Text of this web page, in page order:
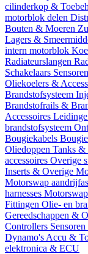
cilinderkop &
motorblok delen
Bouten & Moeren
Lagers &
intern motorblok
Radiateurslangen
Schakelaars
Oliekoelers &
Brandstofsysteem
Brandstofrails &
Accessoires
brandstofsysteem
Bougiekabels
Oliedoppen Tanks &
accessoires Overige
Inserts & Overige
Motorswap
harnesses
Fittingen Olie- en
Gereedschappen &
Controllers
Dynamo's Accu &
elektronica & ECU